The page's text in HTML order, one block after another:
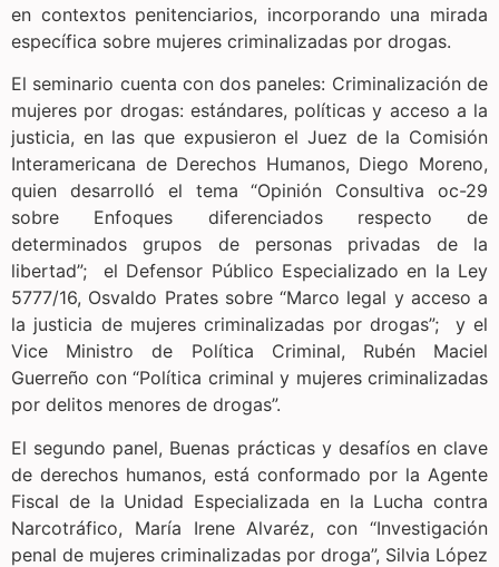
en contextos penitenciarios, incorporando una mirada
específica sobre mujeres criminalizadas por drogas.
El seminario cuenta con dos paneles: Criminalización de
mujeres por drogas: estándares, políticas y acceso a la
justicia, en las que expusieron el Juez de la Comisión
Interamericana de Derechos Humanos, Diego Moreno,
quien desarrolló el tema “Opinión Consultiva oc-29
sobre Enfoques diferenciados respecto de
determinados grupos de personas privadas de la
libertad”; el Defensor Público Especializado en la Ley
5777/16, Osvaldo Prates sobre “Marco legal y acceso a
la justicia de mujeres criminalizadas por drogas”; y el
Vice Ministro de Política Criminal, Rubén Maciel
Guerreño con “Política criminal y mujeres criminalizadas
por delitos menores de drogas”.
El segundo panel, Buenas prácticas y desafíos en clave
de derechos humanos, está conformado por la Agente
Fiscal de la Unidad Especializada en la Lucha contra
Narcotráfico, María Irene Alvaréz, con “Investigación
penal de mujeres criminalizadas por droga”, Silvia López